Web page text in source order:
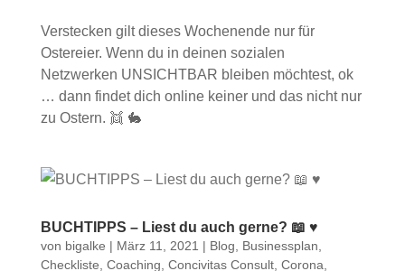
Verstecken gilt dieses Wochenende nur für
Ostereier. Wenn du in deinen sozialen
Netzwerken UNSICHTBAR bleiben möchtest, ok
… dann findet dich online keiner und das nicht nur
zu Ostern. 👯 🐇
BUCHTIPPS – Liest du auch gerne? 📖 ♥
von bigalke | März 11, 2021 | Blog Businessplan
Checkliste Coaching Concivitas Consult, Corona